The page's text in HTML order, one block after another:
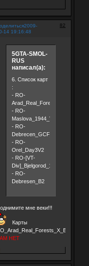
82
2009-
14 19:16:48
5GTA-SMOL-
RUS
написал(а):
6. Список карт
:
- RO-
Arad_Real_Forests4
- RO-
Maslova_1944_Version_B1
- RO-
- RO-
Orel_Day3V2
- RO-[VT-
Div]_Bjelgorod_1943_e13
- RO-
Debresen_B2
мне веки!!!
Карты
НЕТ